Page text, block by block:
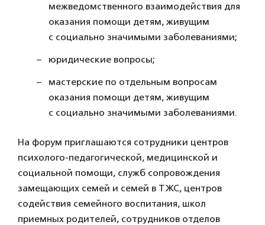
межведомственного взаимодействия для
оказания помощи детям, живущим
с социально значимыми заболеваниями;
юридические вопросы;
мастерские по отдельным вопросам
оказания помощи детям, живущим
с социально значимыми заболеваниями.
На форум приглашаются сотрудники центров
психолого-педагогической, медицинской и
социальной помощи, служб сопровождения
замещающих семей и семей в ТЖС, центров
содействия семейного воспитания, школ
приемных родителей, сотрудников отделов